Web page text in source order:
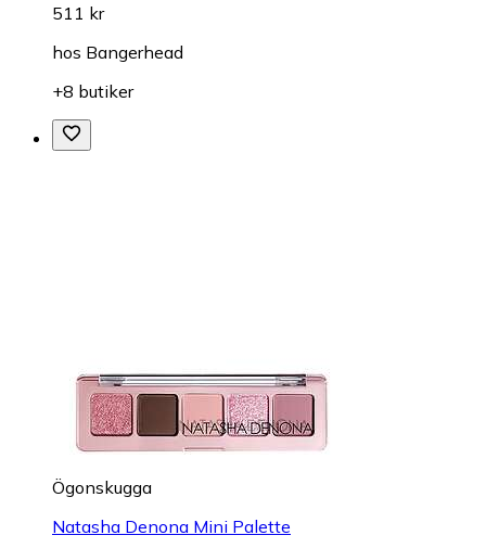
511 kr
hos Bangerhead
+8 butiker
Ögonskugga
Natasha Denona Mini Palette